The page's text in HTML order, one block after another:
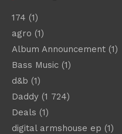
174 (1)
agro (1)
Album Announcement(1)
Bass Music(1)
d&b (1)
Daddy(1 724)
Deals (1)
digital armshouse ep (1)